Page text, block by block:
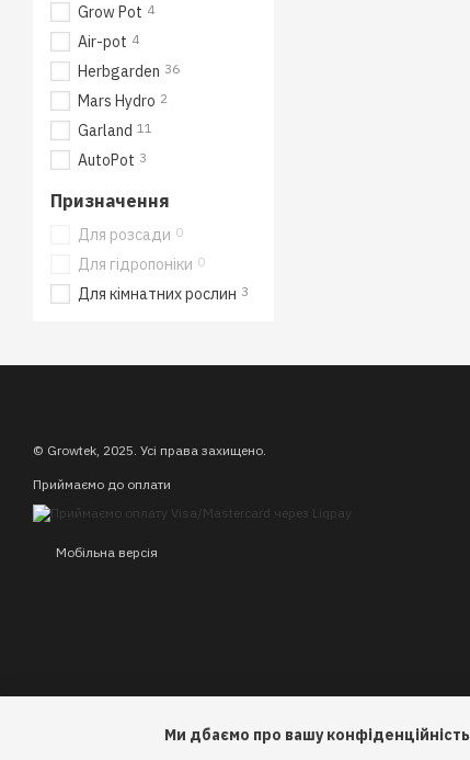
Grow Pot 4
Air-pot 4
Herbgarden 36
Mars Hydro 2
Garland 11
AutoPot 3
Призначення
Для розсади 0
Для гідропоніки 0
Для кімнатних рослин 3
© Growtek, 2025. Усі права захищено.
Приймаємо до оплати
Мобільна версія
Ми дбаємо про вашу конфіденційність